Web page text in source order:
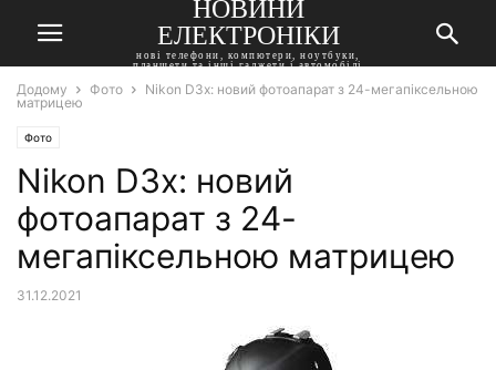
НОВИНИ
ЕЛЕКТРОНІКИ
нові телефони, компютери, ноутбуки,
планшети та інші гаджети і автомобілі
Додому Фото
Nikon D3x: новий фотоапарат з 24-мегапіксельною
матрицею
Фото
Nikon D3x: новий
фотоапарат з 24-
мегапіксельною матрицею
31.12.2021